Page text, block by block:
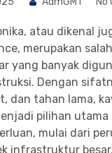
atau dikenal
merupakan
yang banyak
Dengan
dan tahan lama,
pilihan
mulai dari
infrastruktur